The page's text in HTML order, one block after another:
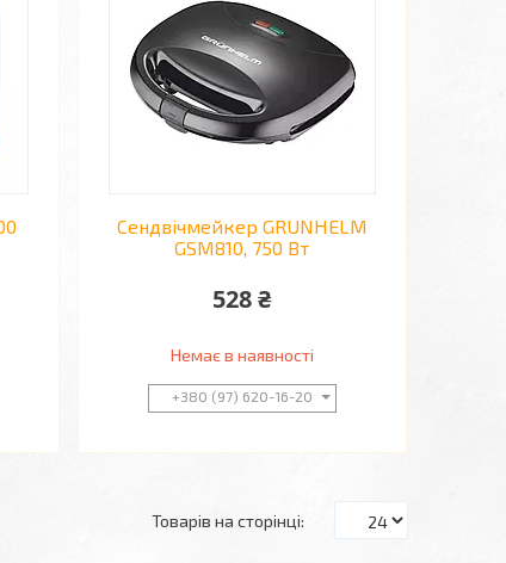
Сендвічмейкер GRUNHELM
GSM810, 750 Вт
528 ₴
Немає в наявності
+380 (97) 620-16-20